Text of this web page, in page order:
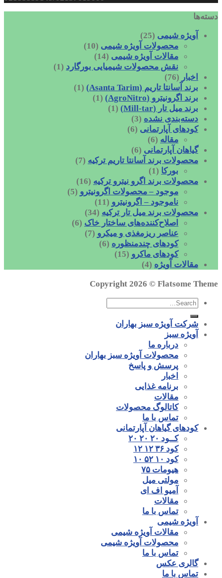
دسته‌ها
آویژه شیمی (25)
محصولات آویژه شیمی (10)
مقالات آویژه شیمی (14)
نقش محصولات شیمیایی بورگارد (1)
اخبار (76)
برند آسانتا تاریم (Asanta Tarim)
(1)
برند اگرونیترو (AgroNitro)
(1)
برند میل تار (Mill-tar)
(1)
دسته‌بندی نشده (3)
کودهای آپارتمانی (6)
مقاله (6)
گیاهان آپارتمانی (6)
محصولات برند آسانتا تاریم ترکیه (7)
بورکا (1)
محصولات برند اگرو نیترو ترکیه (16)
موجود – محصولات اگرونیترو (5)
ناموجود – اگرونیترو (11)
محصولات برند میل تار ترکیه (34)
اصلاح‌کننده‌های ساختار خاک (6)
عناصر ریزمغذی و میکرو (7)
کودهای چندمنظوره (6)
کودهای ماکرو (15)
مقالات آویژه (4)
Copyright 2026 © Flatsome Theme
شرکت آویژه سبز بهاران
آویژه سبز
درباره ما
محصولات آویژه سبز بهاران
پرسش و پاسخ
اخبار
برنامه غذایی
مقالات
کاتالوگ محصولات
تماس با ما
کودهای گیاهان آپارتمانی
کــود ۲۰ ۲۰ ۲۰
کود ۳۶ ۱۲ ۱۲
کود ۱۰ ۵۲ ۱۰
هیومات ۷۵
مولتی میل
آمیو اف ای
مقالات
تماس با ما
آویژه شیمی
مقالات آویژه شیمی
محصولات آویژه شیمی
تماس با ما
گالری عکس
تماس با ما